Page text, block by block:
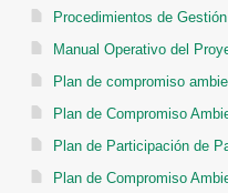
Procedimientos de
Manual Operativo del
Plan de compromiso
Plan de Compromiso
Plan de Participación de
Plan de Compromiso